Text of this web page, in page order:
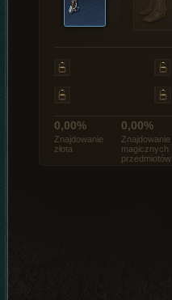
0,00%
Znajdowanie
złota
0,00%
Znajdowanie
magicznych
przedmiotów